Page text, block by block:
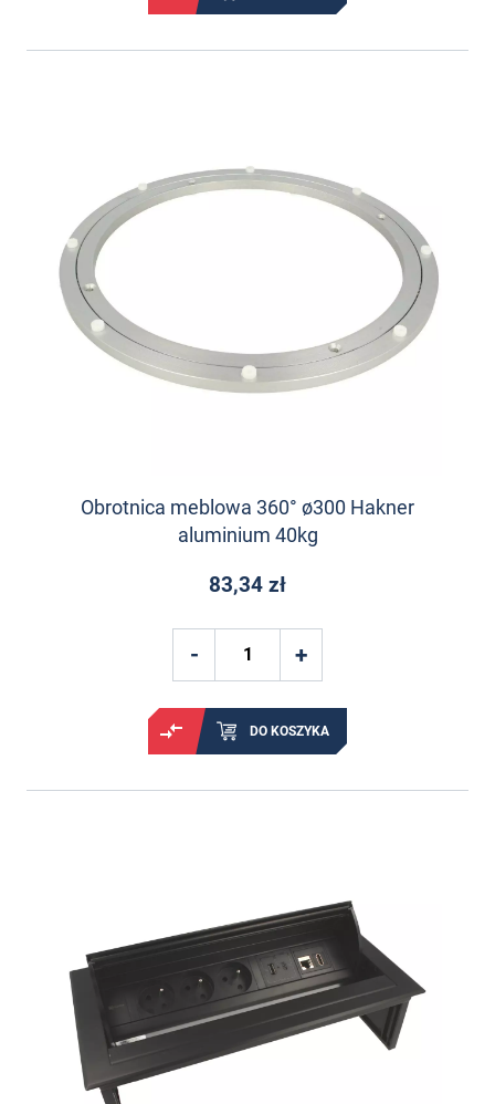
Obrotnica meblowa 360° ø300 Hakner
aluminium 40kg
83,34 zł
DO KOSZYKA